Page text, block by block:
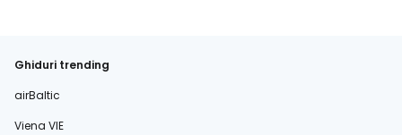
Ghiduri trending
airBaltic
Viena VIE